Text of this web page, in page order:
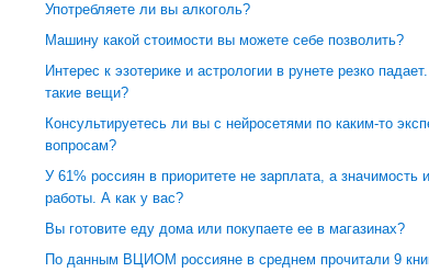
Употребляете ли вы алкоголь?
Машину какой стоимости вы можете себе позволить?
Интерес к эзотерике и астрологии в рунете резко
такие вещи?
Консультируетесь ли вы с нейросетями по каким-то
вопросам?
У 61% россиян в приоритете не зарплата, а значимость
работы. А как у вас?
Вы готовите еду дома или покупаете ее в магазинах?
По данным ВЦИОМ россияне в среднем прочитали 9